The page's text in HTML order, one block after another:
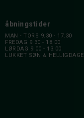
åbningstider
MAN - TORS 9.30 - 17.30
FREDAG 9.30 - 18.00
LØRDAG 9.00 - 13.00
LUKKET SØN & HELLIGDAGE